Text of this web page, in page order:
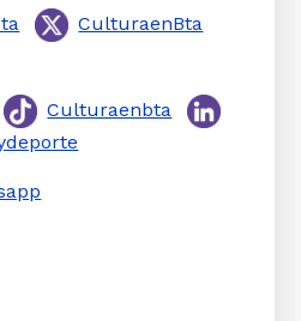
CulturaenBta
Culturaenbta